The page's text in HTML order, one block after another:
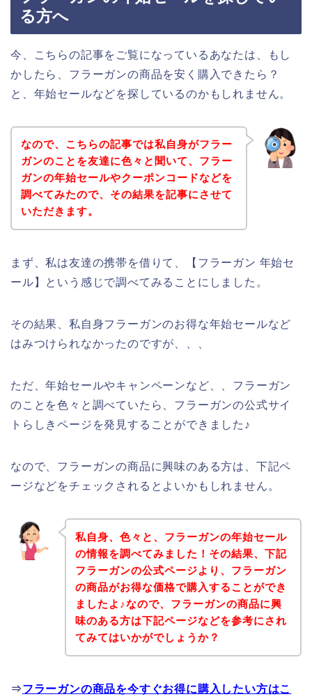
る方へ
今、こちらの記事をご覧になっているあなたは、もし
かしたら、フラーガンの商品を安く購入できたら？
と、年始セールなどを探しているのかもしれません。
なので、こちらの記事では私自身がフラー
ガンのことを友達に色々と聞いて、フラー
ガンの年始セールやクーポンコードなどを
調べてみたので、その結果を記事にさせて
いただきます。
まず、私は友達の携帯を借りて、【フラーガン 年始セ
ール】という感じで調べてみることにしました。
その結果、私自身フラーガンのお得な年始セールなど
はみつけられなかったのですが、、、
ただ、年始セールやキャンペーンなど、、フラーガン
のことを色々と調べていたら、フラーガンの公式サイ
トらしきページを発見することができました♪
なので、フラーガンの商品に興味のある方は、下記ペ
ージなどをチェックされるとよいかもしれません。
私自身、色々と、フラーガンの年始セール
の情報を調べてみました！その結果、下記
フラーガンの公式ページより、フラーガン
の商品がお得な価格で購入することができ
ましたよ♪なので、フラーガンの商品に興
味のある方は下記ページなどを参考にされ
てみてはいかがでしょうか？
⇒フラーガンの商品を今すぐお得に購入したい方はこ